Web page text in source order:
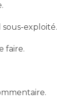
exploité.
faire.